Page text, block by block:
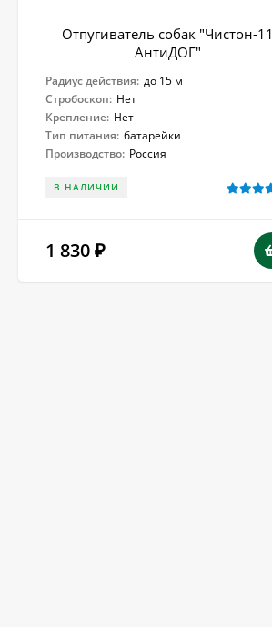
Отпугиватель собак "Чистон-11
АнтиДОГ"
Радиус действия: до 15 м
Стробоскоп: Нет
Крепление: Нет
Тип питания: батарейки
Производство: Россия
В НАЛИЧИИ
1 830 ₽